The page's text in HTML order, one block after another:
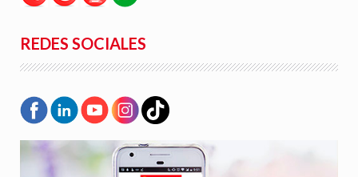
REDES SOCIALES